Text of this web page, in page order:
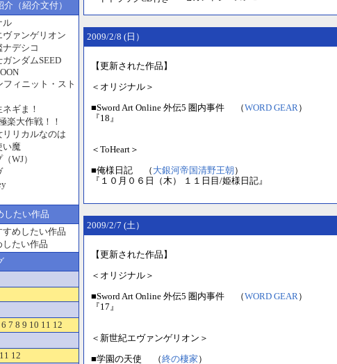
（紹介文付）
ル
ヴァンゲリオン
デシコ
ンダムSEED
フィニット・スト
ギま！
楽大作戦！！
リリカルなのは
い魔
WJ）
したい作品
すめしたい作品
したい作品
6 7 8 9 10 11 12
11 12
2009/2/8 (日）
【更新された作品】
＜オリジナル＞
■Sword Art Online 外伝5 圏内事件 （WORD GEAR）
『18』
＜ToHeart＞
■俺様日記 （ 大銀河帝国清野王朝 ）
『１０月０６日（木） １１日目/姫様日記』
2009/2/7 (土）
【更新された作品】
＜オリジナル＞
■Sword Art Online 外伝5 圏内事件 （WORD GEAR）
『17』
＜新世紀エヴァンゲリオン＞
■学園の天使 （終の棲家 ）